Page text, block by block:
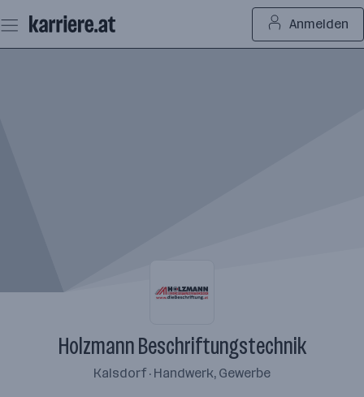
Seiteninhalt
springen
Anmelden
Holzmann Beschriftungstechnik
Kalsdorf · Handwerk, Gewerbe